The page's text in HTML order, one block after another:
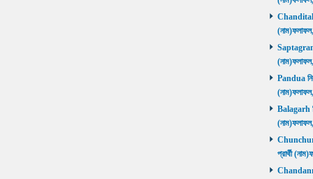
Chanditala
Saptagram
Pandua
Balagarh
Chunchura
প্রার্থী